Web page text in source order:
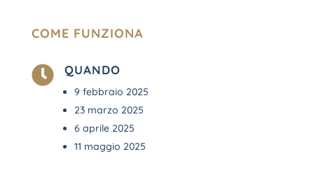
COME FUNZIONA
 QUANDO
9 febbraio 2025
23 marzo 2025
6 aprile 2025
11 maggio 2025